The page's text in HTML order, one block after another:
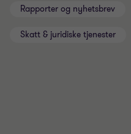
Rapporter og nyhetsbrev
Skatt & juridiske tjenester